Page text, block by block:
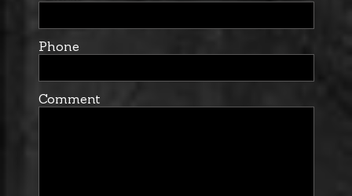
Phone
Comment